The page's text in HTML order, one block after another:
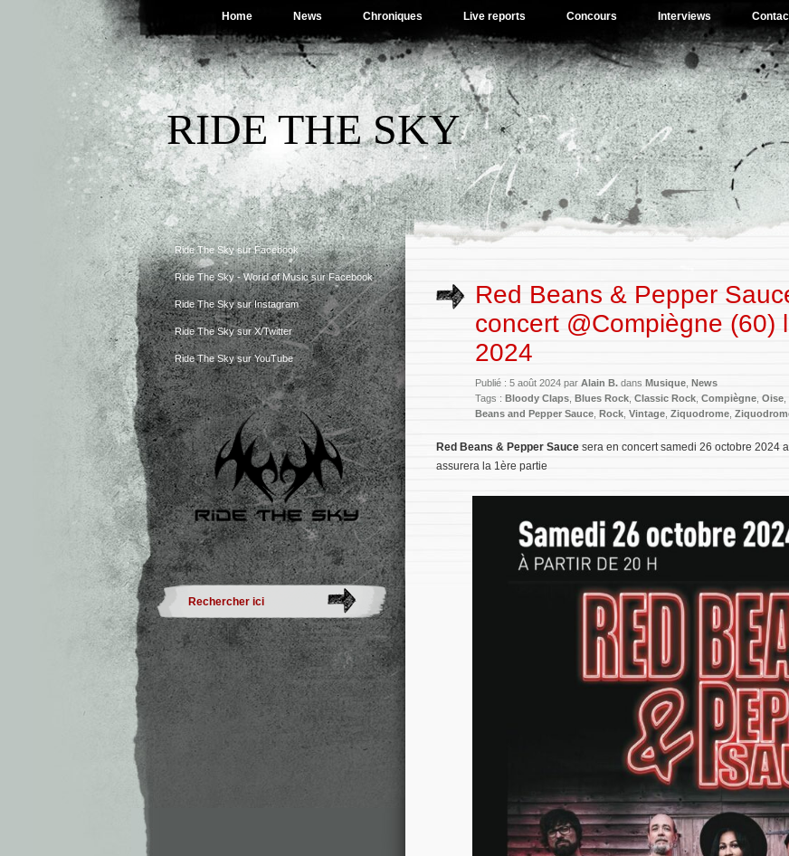
Home News Chroniques Live reports Concours Interviews
RIDE THE SKY
Ride The Sky sur Facebook
Ride The Sky - World of Music sur Facebook
Ride The Sky sur Instagram
Ride The Sky sur X/Twitter
Ride The Sky sur YouTube
Red Beans & Pepper
concert @Compiègne (60)
2024
Publié : 5 août 2024 par Alain B. dans Musique News
Tags : Bloody Claps Blues Rock Classic Rock Compiègne Oise
Beans and Pepper Sauce Rock Vintage Ziquodrome
Red Beans & Pepper Sauce sera en concert samedi 26 octobre 2024
assurera la 1ère partie